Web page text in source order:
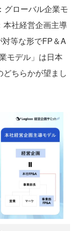
グローバル企業モ
本社経営企画主導
等な形でFP＆A
モデル」は日本
ちらかが望まし